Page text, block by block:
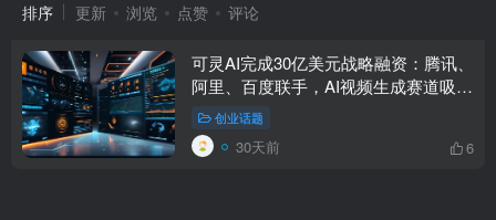
排序 更新 浏览 点赞 评论
可灵AI完成30亿美元战略融资：腾讯、
阿里、百度联手，AI视频生成赛道吸金
凶猛创业话题
30天前 6